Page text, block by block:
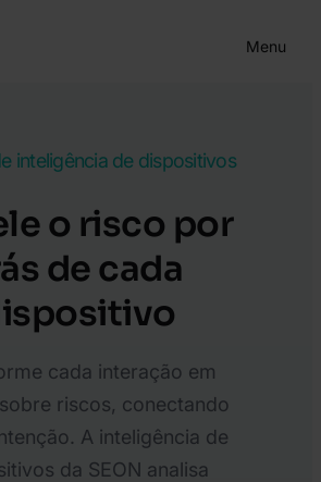
Menu
inteligência de dispositivos
o risco por
de cada
cada interação em
riscos, conectando
A inteligência de
da SEON analisa